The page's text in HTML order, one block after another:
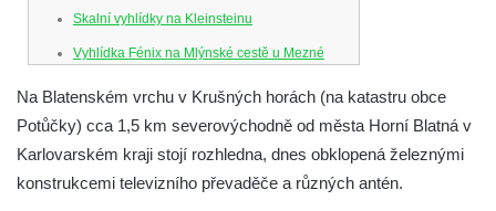
Skalní vyhlídky na Kleinsteinu
Vyhlídka Fénix na Mlýnské cestě u Mezné
Vyhlídka na Caspersbergu u
starokatolického kostela Proměnění Páně
ve Varnsdorfu
Vyhlídka u svatého Josefa v Zákupech
Na Blatenském vrchu v Krušných horách (na katastru obce
Potůčky) cca 1,5 km severovýchodně od města Horní Blatná v
Karlovarském kraji stojí rozhledna, dnes obklopená železnými
konstrukcemi televizního převaděče a různých antén.